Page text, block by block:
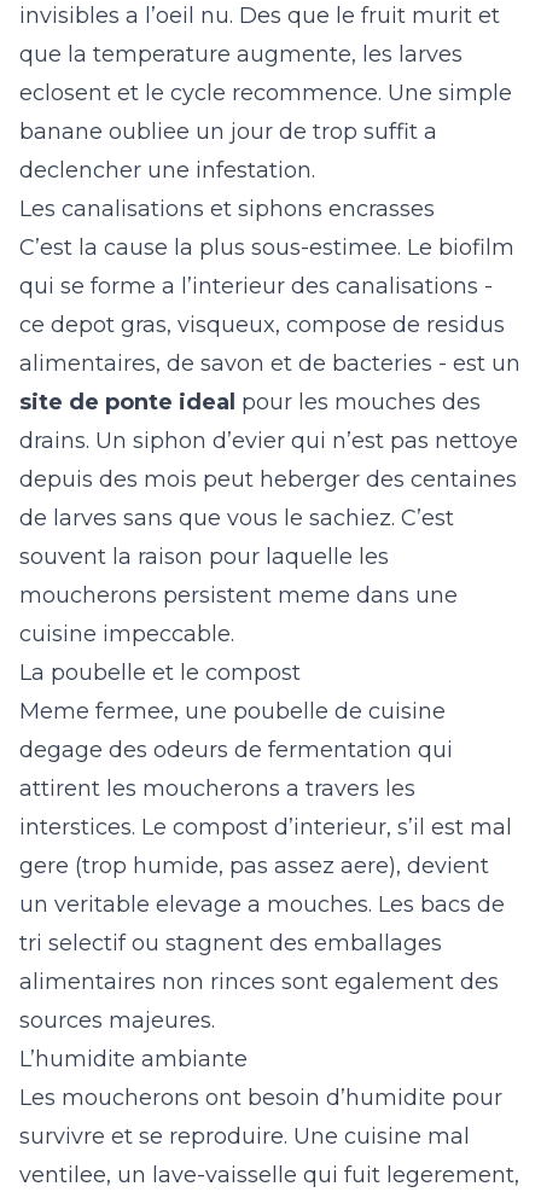
invisibles a l’oeil nu. Des que le fruit murit et
que la temperature augmente, les larves
eclosent et le cycle recommence. Une simple
banane oubliee un jour de trop suffit a
declencher une infestation.
Les canalisations et siphons encrasses
C’est la cause la plus sous-estimee. Le biofilm
qui se forme a l’interieur des canalisations -
ce depot gras, visqueux, compose de residus
alimentaires, de savon et de bacteries - est un
site de ponte ideal pour les mouches des
drains. Un siphon d’evier qui n’est pas nettoye
depuis des mois peut heberger des centaines
de larves sans que vous le sachiez. C’est
souvent la raison pour laquelle les
moucherons persistent meme dans une
cuisine impeccable.
La poubelle et le compost
Meme fermee, une poubelle de cuisine
degage des odeurs de fermentation qui
attirent les moucherons a travers les
interstices. Le compost d’interieur, s’il est mal
gere (trop humide, pas assez aere), devient
un veritable elevage a mouches. Les bacs de
tri selectif ou stagnent des emballages
alimentaires non rinces sont egalement des
sources majeures.
L’humidite ambiante
Les moucherons ont besoin d’humidite pour
survivre et se reproduire. Une cuisine mal
ventilee, un lave-vaisselle qui fuit legerement,